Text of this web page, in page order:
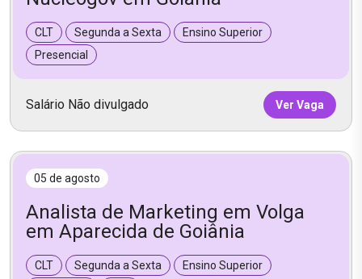
CLT Segunda a Sexta
Ensino Superior
Presencial
Salário Não divulgado Ver Vaga
05 de agosto
Analista de Marketing em Volga
em Aparecida de Goiânia
CLT Segunda a Sexta
Ensino Superior